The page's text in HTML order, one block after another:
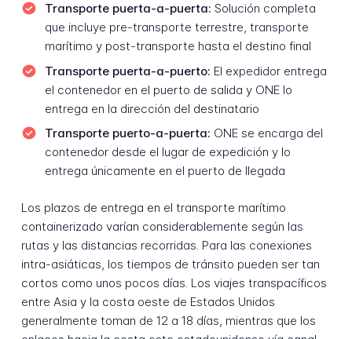
Transporte puerta-a-puerta: Solución completa
que incluye pre-transporte terrestre, transporte
marítimo y post-transporte hasta el destino final
Transporte puerta-a-puerto: El expedidor entrega
el contenedor en el puerto de salida y ONE lo
entrega en la dirección del destinatario
Transporte puerto-a-puerta: ONE se encarga del
contenedor desde el lugar de expedición y lo
entrega únicamente en el puerto de llegada
Los plazos de entrega en el transporte marítimo
containerizado varían considerablemente según las
rutas y las distancias recorridas. Para las conexiones
intra-asiáticas, los tiempos de tránsito pueden ser tan
cortos como unos pocos días. Los viajes transpacíficos
entre Asia y la costa oeste de Estados Unidos
generalmente toman de 12 a 18 días, mientras que los